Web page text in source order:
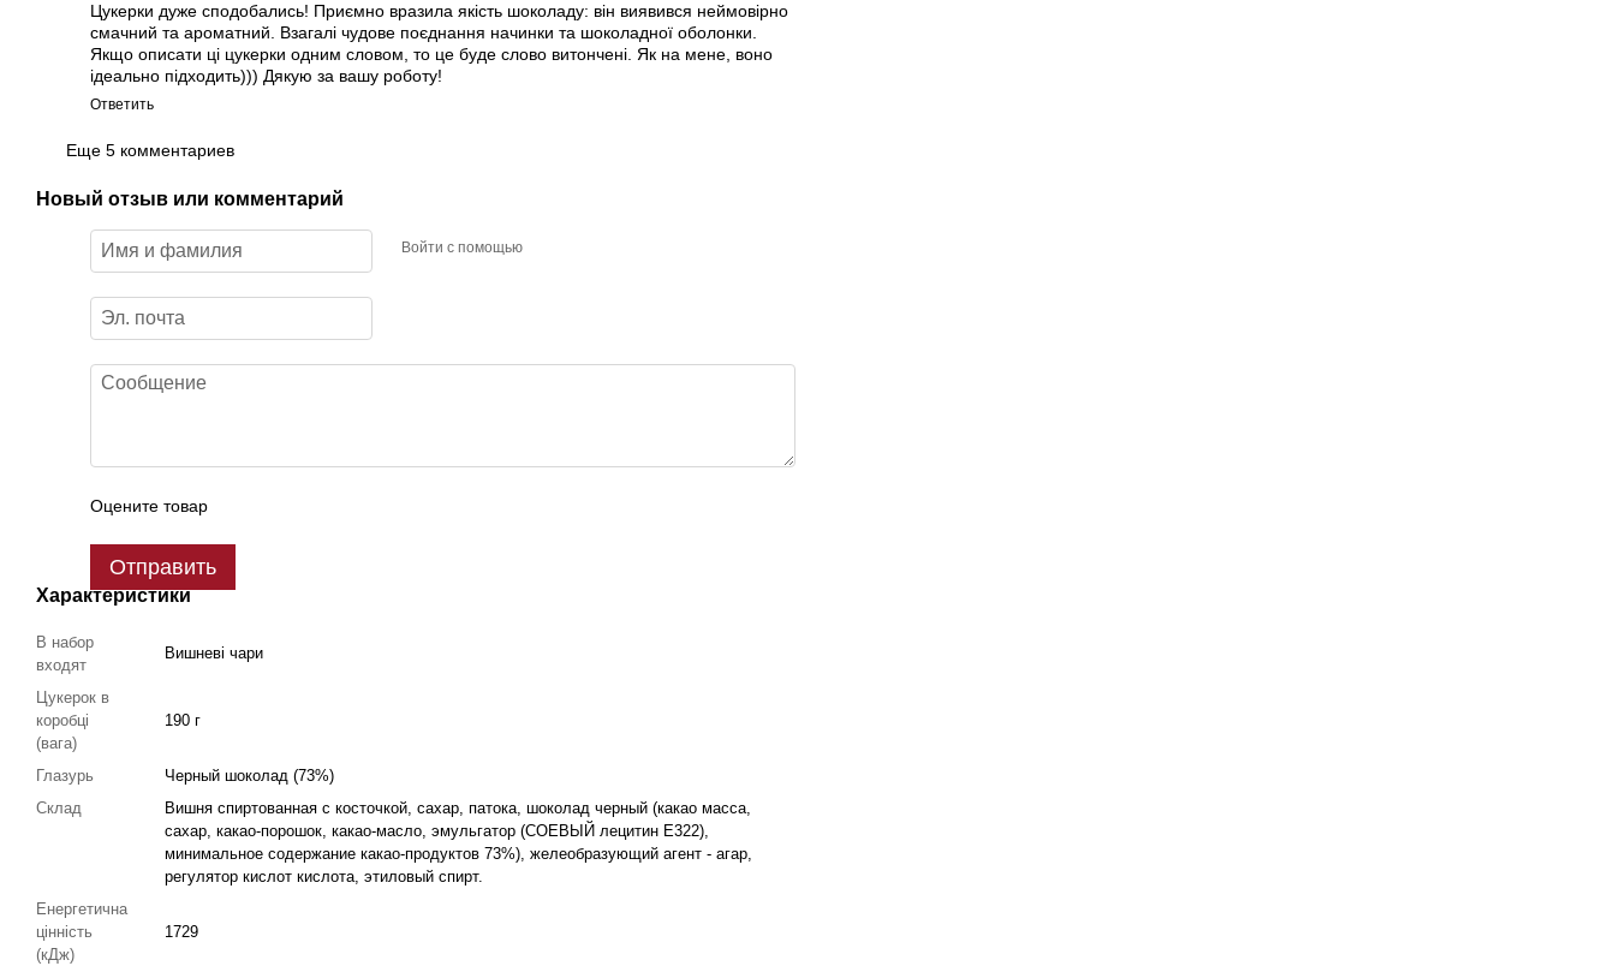
Цукерки дуже сподобались! Приємно вразила якість шоколаду: він виявився неймовірно
смачний та ароматний. Взагалі чудове поєднання начинки та шоколадної оболонки.
Якщо описати ці цукерки одним словом, то це буде слово витончені. Як на мене, воно
ідеально підходить))) Дякую за вашу роботу!
Ответить
Еще 5 комментариев
Новый отзыв или комментарий
Войти с помощью
Оцените товар
Отправить
Характеристики
В набор
входят
Вишневі чари
Цукерок в
коробці
(вага)
190 г
Глазурь
Черный шоколад (73%)
Склад
Вишня спиртованная с косточкой, сахар, патока, шоколад черный (какао масса,
сахар, какао-порошок, какао-масло, эмульгатор (СОЕВЫЙ лецитин Е322),
минимальное содержание какао-продуктов 73%), желеобразующий агент - агар,
регулятор кислот кислота, этиловый спирт.
Енергетична
цінність
(кДж)
1729